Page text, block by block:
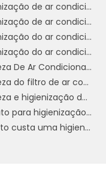
é uma parte
Verifique
e limpe-
que o sistema
a limpeza, ligue o
verificar se
se há melhora
Higienização de ar condicionado residencial
Higienização de ar condicionado veicular
Higienização do ar condicionado
Higienização do ar condicionado automotivo preço
Limpeza De Ar Condicionado
Limpeza do filtro de ar condicionado
Limpeza e higienização de ar condicionado
Produto para higienização de ar condicionado
Quanto custa uma higienização do ar condicionado